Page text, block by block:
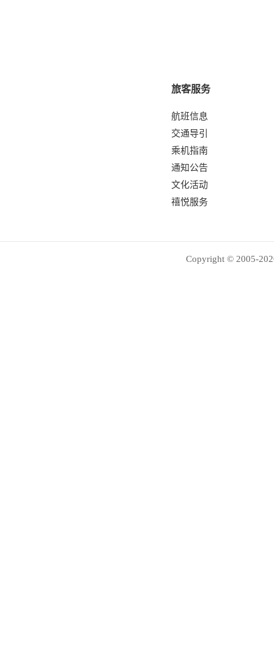
旅客服务
航班信息
交通导引
乘机指南
通知公告
文化活动
禧悦服务
Copyright © 2005-